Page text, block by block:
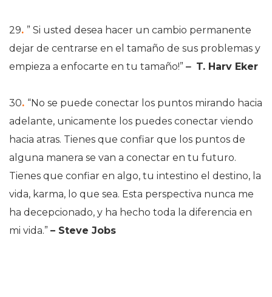
29. ” Si usted desea hacer un cambio permanente
dejar de centrarse en el tamaño de sus problemas y
empieza a enfocarte en tu tamaño!” – T. Harv Eker
30. “No se puede conectar los puntos mirando hacia
adelante, unicamente los puedes conectar viendo
hacia atras. Tienes que confiar que los puntos de
alguna manera se van a conectar en tu futuro.
Tienes que confiar en algo, tu intestino el destino, la
vida, karma, lo que sea. Esta perspectiva nunca me
ha decepcionado, y ha hecho toda la diferencia en
mi vida.” – Steve Jobs